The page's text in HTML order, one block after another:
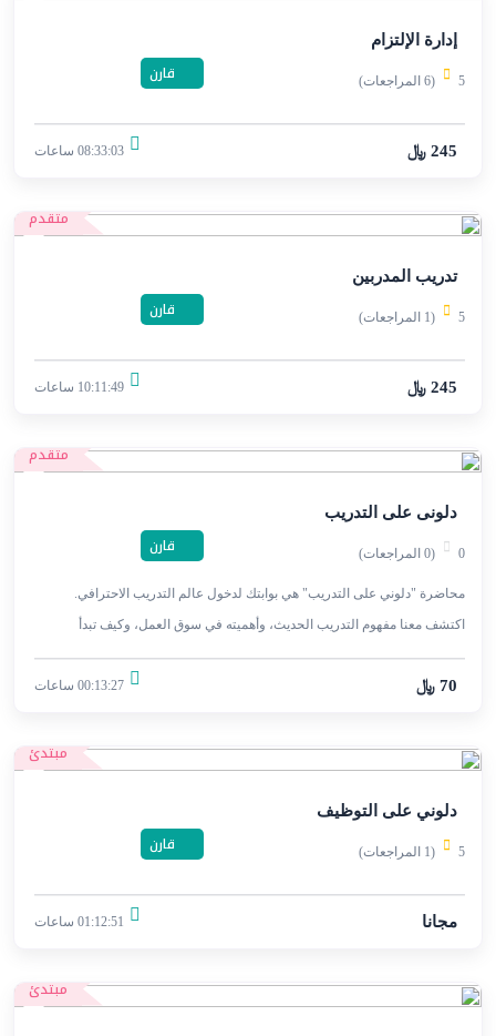
إدارة الإلتزام
5 (6 المراجعات) قارن
245 ﷼ 08:33:03 ساعات
متقدم
تدريب المدربين
5 (1 المراجعات) قارن
245 ﷼ 10:11:49 ساعات
متقدم
دلونى على التدريب
0 (0 المراجعات) قارن
محاضرة "دلوني على التدريب" هي بوابتك لدخول عالم التدريب الاحترافي.
اكتشف معنا مفهوم التدريب الحديث، وأهميته في سوق العمل، وكيف تبدأ
مسيرتك المهنية كمدرب ناجح.
70 ﷼ 00:13:27 ساعات
مبتدئ
دلوني على التوظيف
5 (1 المراجعات) قارن
مجانا 01:12:51 ساعات
مبتدئ